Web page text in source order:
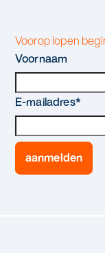
Voorop lopen
Voornaam
E-mailadres*